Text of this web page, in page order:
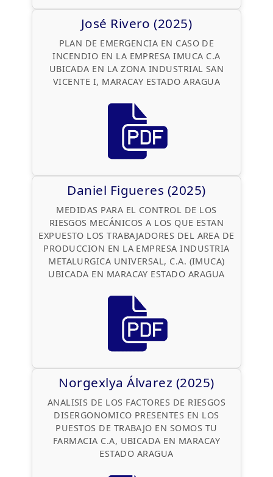
José Rivero (2025)
PLAN DE EMERGENCIA EN CASO DE
INCENDIO EN LA EMPRESA IMUCA C.A
UBICADA EN LA ZONA INDUSTRIAL SAN
VICENTE I, MARACAY ESTADO ARAGUA
Daniel Figueres (2025)
MEDIDAS PARA EL CONTROL DE LOS
RIESGOS MECÁNICOS A LOS QUE ESTAN
EXPUESTO LOS TRABAJADORES DEL AREA DE
PRODUCCION EN LA EMPRESA INDUSTRIA
METALURGICA UNIVERSAL, C.A. (IMUCA)
UBICADA EN MARACAY ESTADO ARAGUA
Norgexlya Álvarez (2025)
ANALISIS DE LOS FACTORES DE RIESGOS
DISERGONOMICO PRESENTES EN LOS
PUESTOS DE TRABAJO EN SOMOS TU
FARMACIA C.A, UBICADA EN MARACAY
ESTADO ARAGUA